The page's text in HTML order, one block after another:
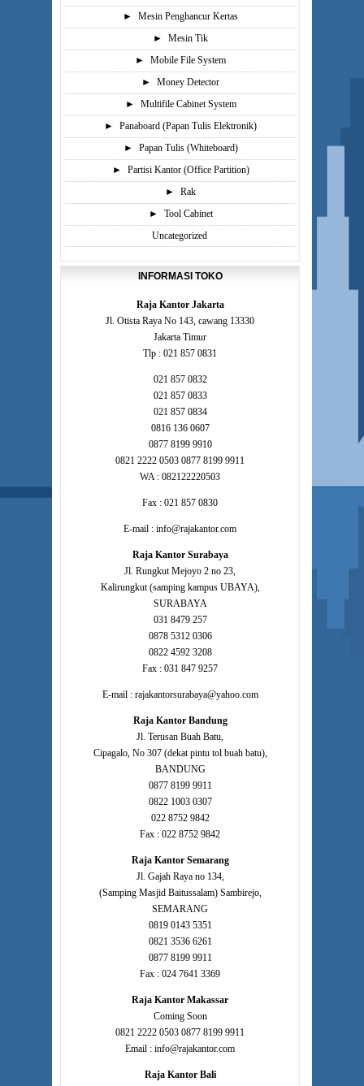
►
Mesin Penghancur Kertas
►
Mesin Tik
►
Mobile File System
►
Money Detector
►
Multifile Cabinet System
►
Panaboard (Papan Tulis Elektronik)
►
Papan Tulis (Whiteboard)
►
Partisi Kantor (Office Partition)
►
Rak
►
Tool Cabinet
Uncategorized
INFORMASI TOKO
Raja Kantor Jakarta
Jl. Otista Raya No 143, cawang 13330
Jakarta Timur
Tlp : 021 857 0831
021 857 0832
021 857 0833
021 857 0834
0816 136 0607
0877 8199 9910
0821 2222 0503 0877 8199 9911
WA : 082122220503
Fax : 021 857 0830
E-mail : info@rajakantor.com
Raja Kantor Surabaya
Jl. Rungkut Mejoyo 2 no 23,
Kalirungkut (samping kampus UBAYA),
SURABAYA
031 8479 257
0878 5312 0306
0822 4592 3208
Fax : 031 847 9257
E-mail : rajakantorsurabaya@yahoo.com
Raja Kantor Bandung
Jl. Terusan Buah Batu,
Cipagalo, No 307 (dekat pintu tol buah batu),
BANDUNG
0877 8199 9911
0822 1003 0307
022 8752 9842
Fax : 022 8752 9842
Raja Kantor Semarang
Jl. Gajah Raya no 134,
(Samping Masjid Baitussalam) Sambirejo,
SEMARANG
0819 0143 5351
0821 3536 6261
0877 8199 9911
Fax : 024 7641 3369
Raja Kantor Makassar
Coming Soon
0821 2222 0503 0877 8199 9911
Email : info@rajakantor.com
Raja Kantor Bali